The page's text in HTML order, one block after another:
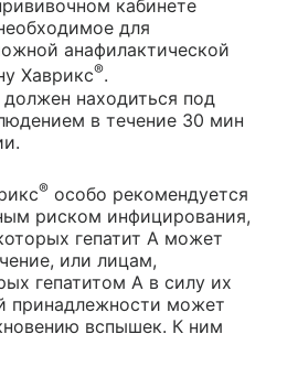
кабинете
для
анафилактической
Хаврикс®.
находиться под
в течение 30 мин
® особо рекомендуется
риском инфицирования,
гепатит А может
или лицам,
гепатитом А в силу их
принадлежности может
вспышек. К ним